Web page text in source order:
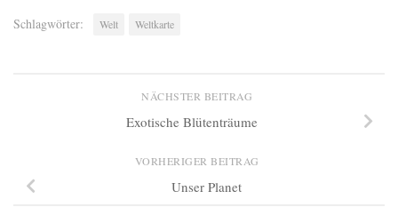
Schlagwörter: Welt Weltkarte
NÄCHSTER BEITRAG
Exotische Blütenträume
VORHERIGER BEITRAG
Unser Planet